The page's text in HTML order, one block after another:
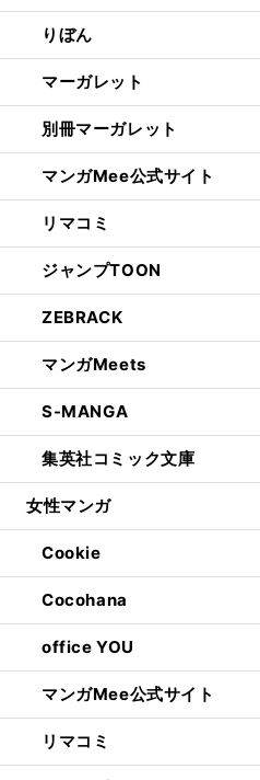
りぼん
マーガレット
別冊マーガレット
マンガMee公式サイト
リマコミ
ジャンプTOON
ZEBRACK
マンガMeets
S-MANGA
集英社コミック文庫
女性マンガ
Cookie
Cocohana
office YOU
マンガMee公式サイト
リマコミ